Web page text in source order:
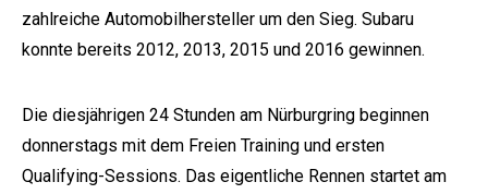
zahlreiche Automobilhersteller um den Sieg. Subaru
konnte bereits 2012, 2013, 2015 und 2016 gewinnen.
Die diesjährigen 24 Stunden am Nürburgring beginnen
donnerstags mit dem Freien Training und ersten
Qualifying-Sessions. Das eigentliche Rennen startet am